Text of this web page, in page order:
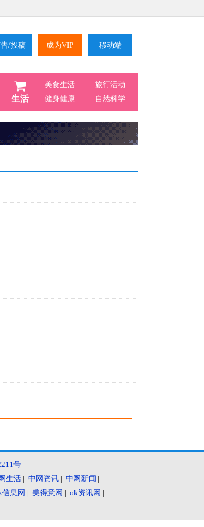
/投稿 成为VIP 移动端
生活
美食生活
旅行活动
健身健康
自然科学
号
生活 | 中网资讯 | 中网新闻 |
信息网 | 美得意网 | ok资讯网 |